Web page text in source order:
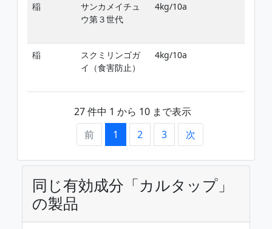
稲
サンカメイチュ
ウ第３世代
4kg/10a
稲
スクミリンゴガ
イ（食害防止）
4kg/10a
27 件中 1 から 10 まで表示
前
1 2 3 次
同じ有効成分「カルタップ」
の製品